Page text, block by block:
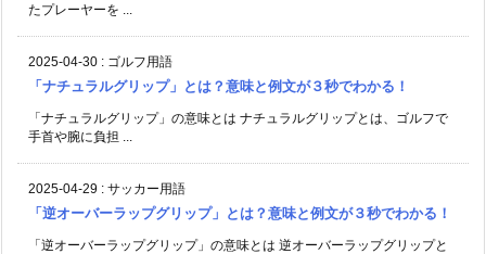
たプレーヤーを ...
2025-04-30 : ゴルフ用語
「ナチュラルグリップ」とは？意味と例文が３秒でわかる！
「ナチュラルグリップ」の意味とは ナチュラルグリップとは、ゴルフで
手首や腕に負担 ...
2025-04-29 : サッカー用語
「逆オーバーラップグリップ」とは？意味と例文が３秒でわかる！
「逆オーバーラップグリップ」の意味とは 逆オーバーラップグリップと